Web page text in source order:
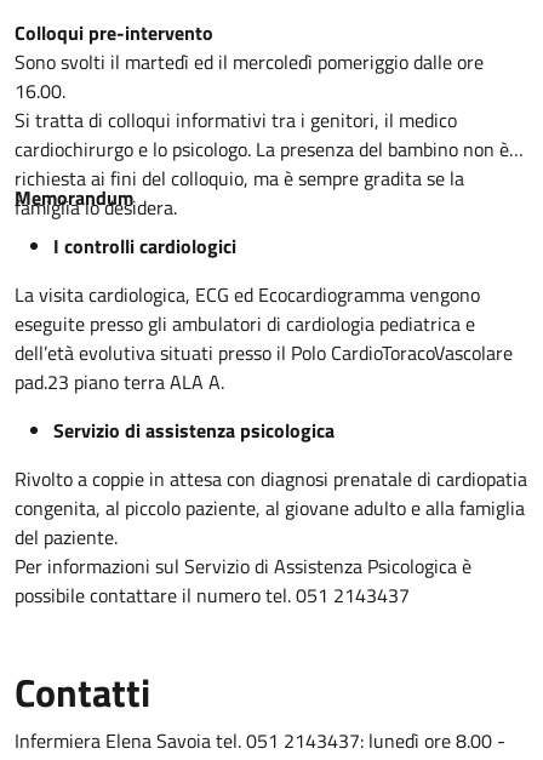
Colloqui pre-intervento
Sono svolti il martedì ed il mercoledì pomeriggio dalle ore
16.00.
Si tratta di colloqui informativi tra i genitori, il medico
cardiochirurgo e lo psicologo. La presenza del bambino non è
richiesta ai fini del colloquio, ma è sempre gradita se la
famiglia lo desidera.
Memorandum
I controlli cardiologici
La visita cardiologica, ECG ed Ecocardiogramma vengono
eseguite presso gli ambulatori di cardiologia pediatrica e
dell’età evolutiva situati presso il Polo CardioToracoVascolare
pad.23 piano terra ALA A.
Servizio di assistenza psicologica
Rivolto a coppie in attesa con diagnosi prenatale di cardiopatia
congenita, al piccolo paziente, al giovane adulto e alla famiglia
del paziente.
Per informazioni sul Servizio di Assistenza Psicologica è
possibile contattare il numero tel. 051 2143437
Contatti
Infermiera Elena Savoia tel. 051 2143437: lunedì ore 8.00 -